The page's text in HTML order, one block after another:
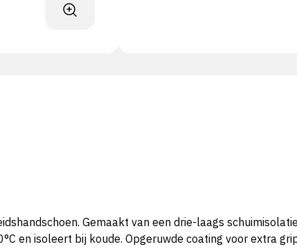
Gemaakt van een drie-laags
en isoleert bij koude. Opgeruwde coating voor extra